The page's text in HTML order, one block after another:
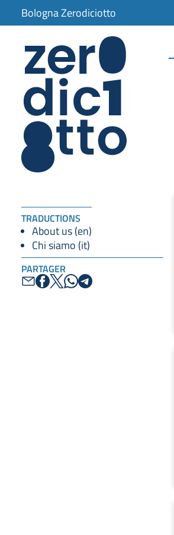
Bologna Zerodiciotto
TRADUCTIONS
About us (en)
Chi siamo (it)
PARTAGER